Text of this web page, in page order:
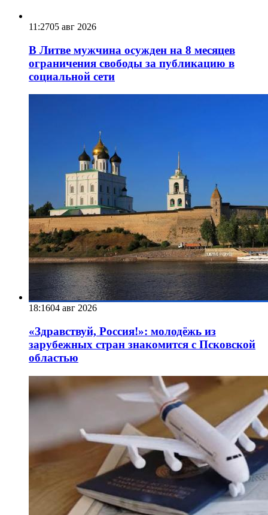
11:2705 авг 2026
В Литве мужчина осужден на 8 месяцев
ограничения свободы за публикацию в
социальной сети
18:1604 авг 2026
«Здравствуй, Россия!»: молодёжь из
зарубежных стран знакомится с Псковской
областью